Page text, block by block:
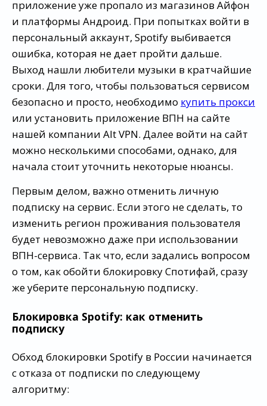
приложение уже пропало из магазинов Айфон
и платформы Андроид. При попытках войти в
персональный аккаунт, Spotify выбивается
ошибка, которая не дает пройти дальше.
Выход нашли любители музыки в кратчайшие
сроки. Для того, чтобы пользоваться сервисом
безопасно и просто, необходимо купить прокси
или установить приложение ВПН на сайте
нашей компании Alt VPN. Далее войти на сайт
можно несколькими способами, однако, для
начала стоит уточнить некоторые нюансы.
Первым делом, важно отменить личную
подписку на сервис. Если этого не сделать, то
изменить регион проживания пользователя
будет невозможно даже при использовании
ВПН-сервиса. Так что, если задались вопросом
о том, как обойти блокировку Спотифай, сразу
же уберите персональную подписку.
Блокировка Spotify: как отменить
подписку
Обход блокировки Spotify в России начинается
с отказа от подписки по следующему
алгоритму: